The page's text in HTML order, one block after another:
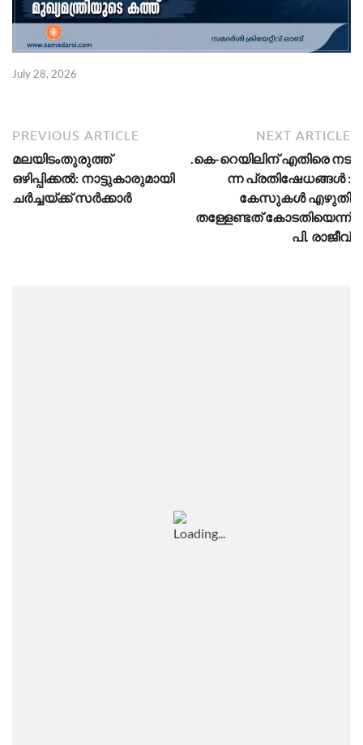
July 28, 2026
PREVIOUS ARTICLE
മലയിടംതുരുത്ത്
ഒഴിപ്പിക്കൽ: നാട്ടുകാരുമായി
ചർച്ചയ്ക്ക് സർക്കാർ
NEXT ARTICLE
.കെ-​റെ​യി​ലി​ന് എ​തി​രെ ന​ട​
ന്ന പ്ര​തി​ഷേ​ധ​ങ്ങൾ :
കേസുകൾ എഴുതി
തള്ളേണ്ടത് കോടതിയെന്ന്
പി. ​രാ​ജീ​വ്